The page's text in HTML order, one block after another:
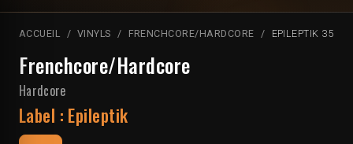
ACCUEIL VINYLS FRENCHCORE/HARDCORE EPILEPTIK 35
Frenchcore/Hardcore
Hardcore
Label : Epileptik